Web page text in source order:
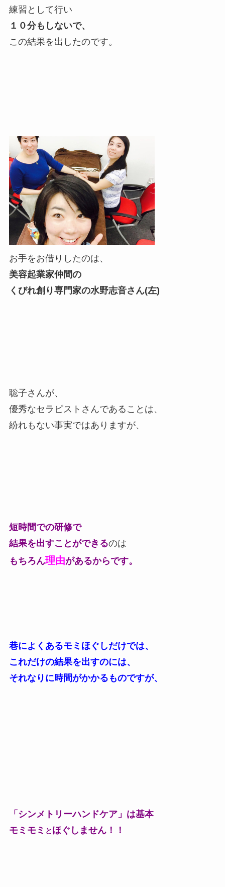
練習として行い
１０分もしないで、
この結果を出したのです。
お手をお借りしたのは、
美容起業家仲間の
くびれ創り専門家の水野志音さん(左)
聡子さんが、
優秀なセラピストさんであることは、
紛れもない事実ではありますが、
短時間での研修で
結果を出すことができるのは
もちろん理由があるからです。
巷によくあるモミほぐしだけでは、
これだけの結果を出すのには、
それなりに時間がかかるものですが、
「シンメトリーハンドケア」は基本
モミモミ とほぐしません！！